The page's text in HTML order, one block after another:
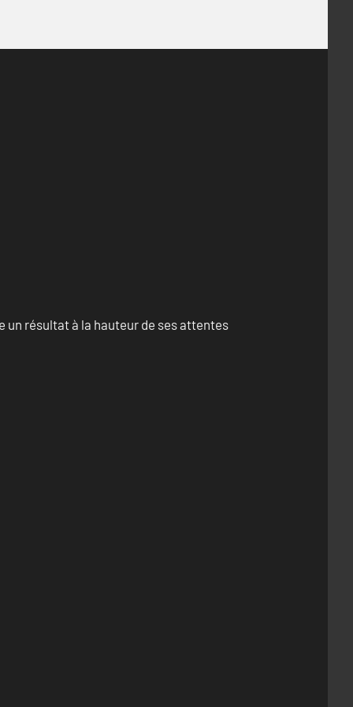
résultat à la hauteur de ses attentes